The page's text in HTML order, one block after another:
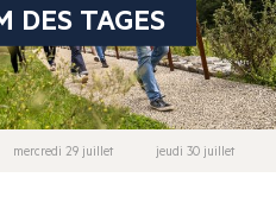
DES TAGES
mercredi 29 juillet jeudi 30 juillet